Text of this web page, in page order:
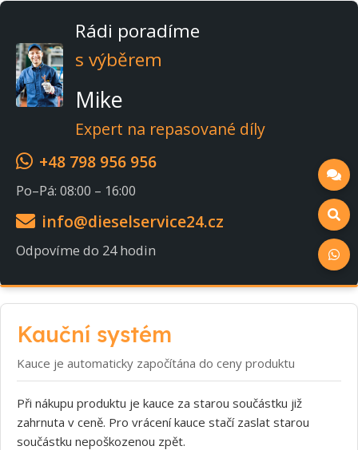
Rádi poradíme
s výběrem
Mike
Expert na repasované díly
+48 798 956 956
Po–Pá: 08:00 – 16:00
info@dieselservice24.cz
Odpovíme do 24 hodin
Kauční systém
Kauce je automaticky započítána do ceny produktu
Při nákupu produktu je kauce za starou součástku již
zahrnuta v ceně. Pro vrácení kauce stačí zaslat starou
součástku nepoškozenou zpět.